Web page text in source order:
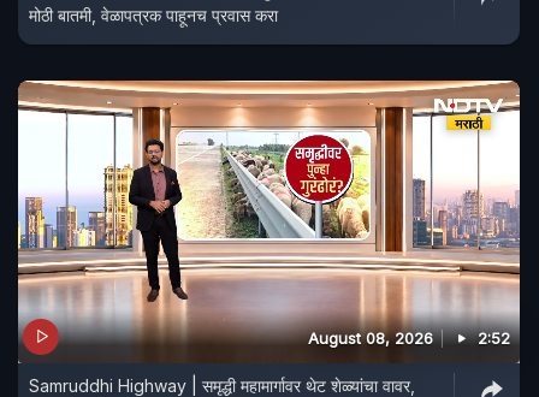
मोठी बातमी, वेळापत्रक पाहूनच प्रवास करा
August 08, 2026 2:52
Samruddhi Highway | समृद्धी महामार्गावर थेट शेळ्यांचा वावर,